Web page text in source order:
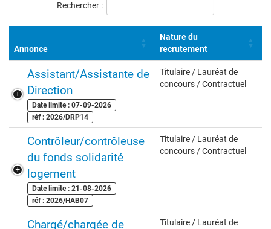
offres
Rechercher :
Annonce
Nature du
recrutement
Assistant/Assistante de
Direction
Date limite : 07-09-2026
réf : 2026/DRP14
Titulaire / Lauréat de
concours / Contractuel
Contrôleur/contrôleuse
du fonds solidarité
logement
Date limite : 21-08-2026
réf : 2026/HAB07
Titulaire / Lauréat de
concours / Contractuel
Chargé/chargée de
Titulaire / Lauréat de